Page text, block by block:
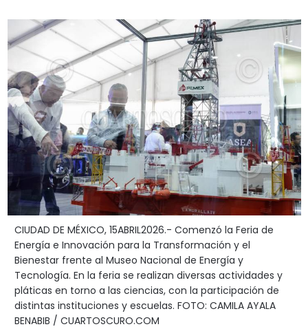
CIUDAD DE MÉXICO, 15ABRIL2026.- Comenzó la Feria de
Energía e Innovación para la Transformación y el
Bienestar frente al Museo Nacional de Energía y
Tecnología. En la feria se realizan diversas actividades y
pláticas en torno a las ciencias, con la participación de
distintas instituciones y escuelas. FOTO: CAMILA AYALA
BENABIB / CUARTOSCURO.COM